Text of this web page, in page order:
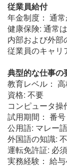
従業員給付
年金制度： 通
健康保険: 通常
内部および外部
従業員のキャリ
典型的な仕事の
教育レベル：
資格: 不要
コンピュータ操
試用期間： 番号
公用語: マレー語
外国語の知識:
運転免許証: 必須
実務経験： 給